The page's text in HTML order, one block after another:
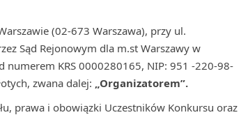
(02-673 Warszawa), przy ul.
Sąd Rejonowym dla m.st Warszawy w
numerem KRS 0000280165, NIP: 951 -220-98-
zwana dalej: „Organizatorem”.
prawa i obowiązki Uczestników Konkursu oraz